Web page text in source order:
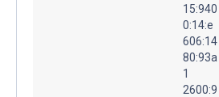
15:940
0:14:e
606:14
80:93a
1
2600:9